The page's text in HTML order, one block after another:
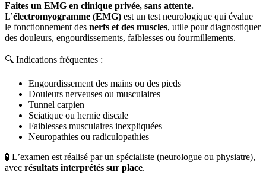
Faites un EMG en clinique privée, sans attente.
L’électromyogramme (EMG) est un test neurologique qui évalue
le fonctionnement des nerfs et des muscles, utile pour diagnostiquer
des douleurs, engourdissements, faiblesses ou fourmillements.
🔍 Indications fréquentes :
Engourdissement des mains ou des pieds
Douleurs nerveuses ou musculaires
Tunnel carpien
Sciatique ou hernie discale
Faiblesses musculaires inexpliquées
Neuropathies ou radiculopathies
🧪 L’examen est réalisé par un spécialiste (neurologue ou physiatre),
avec résultats interprétés sur place.